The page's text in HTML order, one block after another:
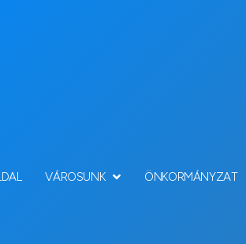
VÁROSUNK ÖNKORMÁNYZAT